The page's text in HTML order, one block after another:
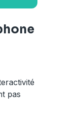
pas